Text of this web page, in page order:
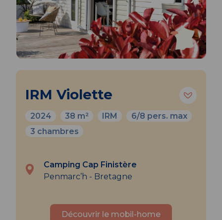
IRM Violette
2024 38 m² IRM
6/8 pers. max
3 chambres
Camping Cap Finistère
Penmarc’h - Bretagne
Découvrir le mobil-home